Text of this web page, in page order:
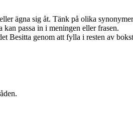
ägna sig åt. Tänk på olika
kan passa in i meningen eller frasen.
Besitta genom att fylla i resten av